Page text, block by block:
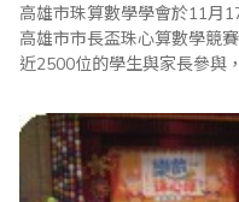
高雄市珠算數學學會於11月
高雄市市長盃珠心算數學競
近2500位的學生與家長參與，整個會
貴賓蒞臨指導，尤其副市長
肯定孩子與家長和老師。副
鐘到場，觀看學生心算比賽